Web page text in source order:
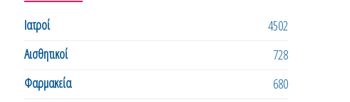
Ιατροί
4502
Αισθητικοί
728
Φαρμακεία
680